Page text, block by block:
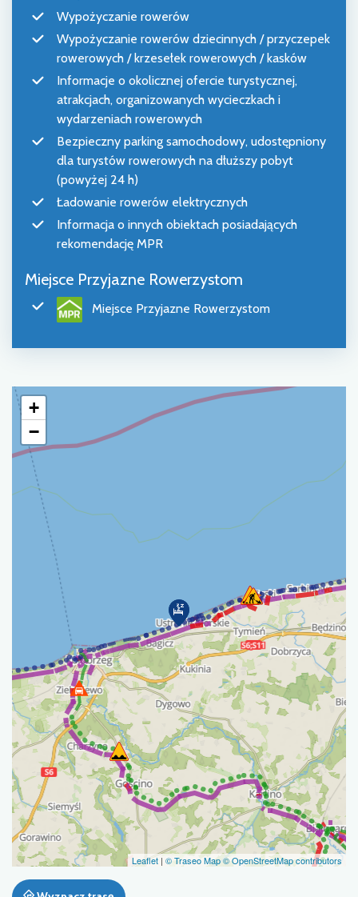
Wypożyczanie rowerów
Wypożyczanie rowerów dziecinnych / przyczepek
rowerowych / krzesełek rowerowych / kasków
Informacje o okolicznej ofercie turystycznej,
atrakcjach, organizowanych wycieczkach i
wydarzeniach rowerowych
Bezpieczny parking samochodowy, udostępniony
dla turystów rowerowych na dłuższy pobyt
(powyżej 24 h)
Ładowanie rowerów elektrycznych
Informacja o innych obiektach posiadających
rekomendację MPR
Miejsce Przyjazne Rowerzystom
Miejsce Przyjazne Rowerzystom
+
−
Leaflet | © Traseo Map© OpenStreetMap contributors